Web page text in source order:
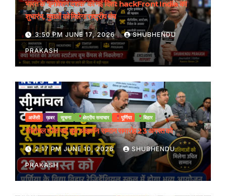
भारत के ‘इनोवेशन दशक’ को नई दिशा: hackFront India का
शुभारंभ, युवाओं को मिलेगा राष्ट्रीय मंच
3:50 PM JUNE 17, 2026 SHUBHENDU
PRAKASH
अजेंसी ख़बर सूचना क्षेत्रीय समाचार पूर्णिया बिहार
सीमांचल टॉक सह यूथ आइकॉन सम्मान समारोह 23 अगस्त को
2:17 PM JUNE 10, 2026 SHUBHENDU
PRAKASH